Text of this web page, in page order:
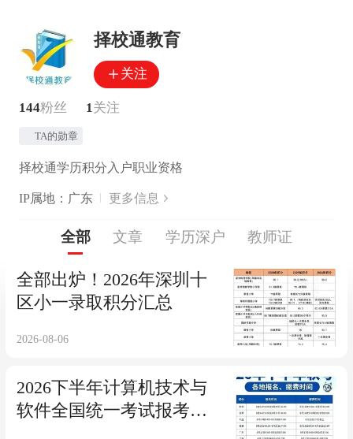
择校通教育
关注
144粉丝 1 关注
TA的勋章
择校通学历积分入户职业资格
IP属地：广东 更多信息
全部 文章 学历深户 教师证
全部出炉！2026年深圳十
区小一录取积分汇总
2026-08-06
2026下半年计算机技术与
软件全国统一考试报考事